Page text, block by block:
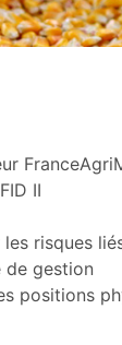
II
risques
de gestion
positions